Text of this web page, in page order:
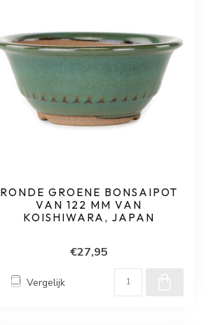
RONDE GROENE BONSAIPOT
VAN 122 MM VAN
KOISHIWARA, JAPAN
€27,95
Vergelijk